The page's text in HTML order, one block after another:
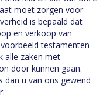
moet zorgen voor
is bepaald dat
en verkoop van
testamenten
alle zaken met
door kunnen gaan.
dan u van ons gewend